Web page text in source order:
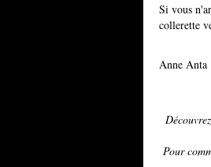
Si vous
collerette
Anne Anta
Pour